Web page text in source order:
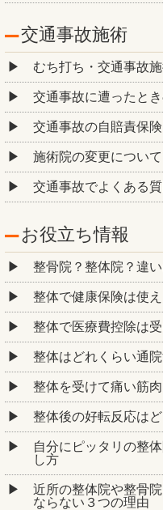
交通事故施術
むち打ち・交通事故
交通事故に遭ったと
交通事故の自賠責保険
施術院の変更について
交通事故でよくある質
お役立ち情報
整骨院？整体院？違
整体で健康保険は使え
整体で医療費控除は
整体はどれくらい通
整体を受けて痛い筋
整体後の好転反応は
自分にピッタリの整
し方
近所の整体院や整骨
ならない３つの理由